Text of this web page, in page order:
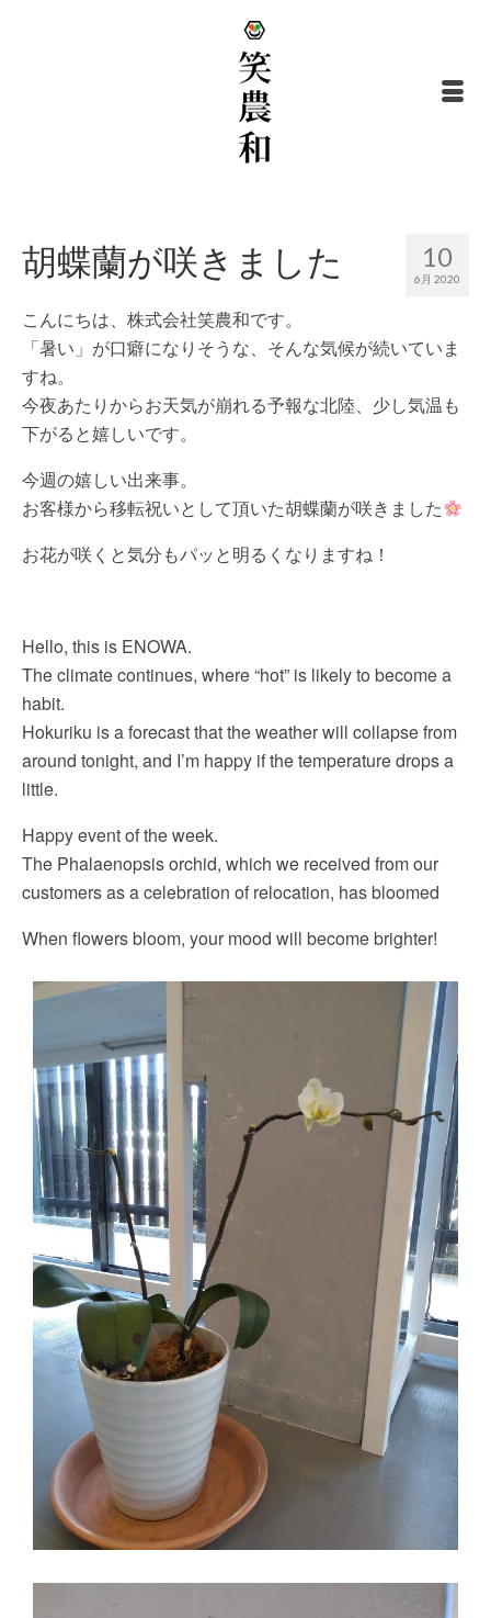
10
6月 2020
胡蝶蘭が咲きました
こんにちは、株式会社笑農和です。
「暑い」が口癖になりそうな、そんな気候が続いていま
すね。
今夜あたりからお天気が崩れる予報な北陸、少し気温も
下がると嬉しいです。
今週の嬉しい出来事。
お客様から移転祝いとして頂いた胡蝶蘭が咲きました
お花が咲くと気分もパッと明るくなりますね！
Hello, this is ENOWA.
The climate continues, where “hot” is likely to become a
habit.
Hokuriku is a forecast that the weather will collapse from
around tonight, and I’m happy if the temperature drops a
little.
Happy event of the week.
The Phalaenopsis orchid, which we received from our
customers as a celebration of relocation, has bloomed
When flowers bloom, your mood will become brighter!